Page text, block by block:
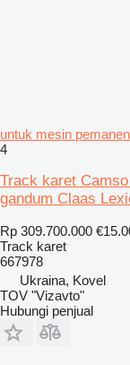
untuk mesin
4
Track karet
gandum Claas
Rp 309.700.000
Track karet
667978
Ukraina, Kovel
TOV "Vizavto"
Hubungi penjual